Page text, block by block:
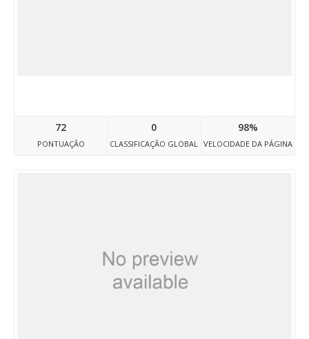
72
PONTUAÇÃO
0
CLASSIFICAÇÃO GLOBAL
98%
VELOCIDADE DA PÁGINA